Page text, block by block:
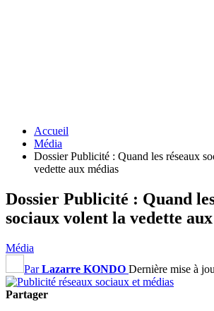
Accueil
Média
Dossier Publicité : Quand les réseaux
vedette aux médias
Dossier Publicité : Quand
sociaux volent la vedette
Média
ParLazarre KONDO Dernière mise à
Partager